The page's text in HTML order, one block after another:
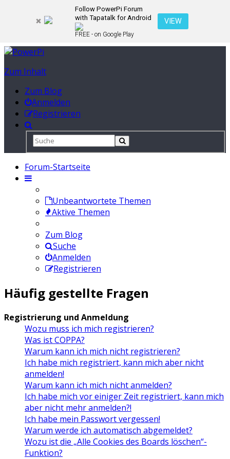
Follow PowerPi Forum
with Tapatalk for Android
FREE - on Google Play
VIEW
Zum Inhalt
Zum Blog
Anmelden
Registrieren
Forum-Startseite
Unbeantwortete Themen
Aktive Themen
Zum Blog
Suche
Anmelden
Registrieren
Häufig gestellte Fragen
Registrierung und Anmeldung
Wozu muss ich mich registrieren?
Was ist COPPA?
Warum kann ich mich nicht registrieren?
Ich habe mich registriert, kann mich aber nicht
anmelden!
Warum kann ich mich nicht anmelden?
Ich habe mich vor einiger Zeit registriert, kann mich
aber nicht mehr anmelden?!
Ich habe mein Passwort vergessen!
Warum werde ich automatisch abgemeldet?
Wozu ist die „Alle Cookies des Boards löschen“-
Funktion?